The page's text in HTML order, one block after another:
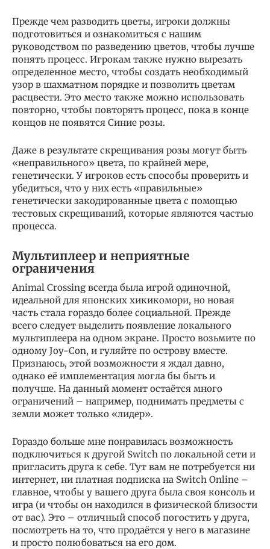
Прежде чем разводить цветы, игроки должны
подготовиться и ознакомиться с нашим
руководством по разведению цветов, чтобы лучше
понять процесс. Игрокам также нужно вырезать
определенное место, чтобы создать необходимый
узор в шахматном порядке и позволить цветам
расцвести. Это место также можно использовать
повторно, чтобы повторять процесс, пока в конце
концов не появятся Синие розы.
Даже в результате скрещивания розы могут быть
«неправильного» цвета, по крайней мере,
генетически. У игроков есть способы проверить и
убедиться, что у них есть «правильные»
генетически закодированные цвета с помощью
тестовых скрещиваний, которые являются частью
процесса.
Мультиплеер и неприятные
ограничения
Animal Crossing всегда была игрой одиночной,
идеальной для японских хикикомори, но новая
часть стала гораздо более социальной. Прежде
всего следует выделить появление локального
мультиплеера на одном экране. Просто возьмите по
одному Joy-Con, и гуляйте по острову вместе.
Признаюсь, этой возможности я ждал давно,
однако её имплементация могла бы быть и
получше. На данный момент остаётся много
ограничений – например, поднимать предметы с
земли может только «лидер».
Гораздо больше мне понравилась возможность
подключиться к другой Switch по локальной сети и
пригласить друга к себе. Тут вам не потребуется ни
интернет, ни платная подписка на Switch Online –
главное, чтобы у вашего друга была своя консоль и
игра (и чтобы он находился в физической близости
от вас). Это – отличный способ погостить у друга,
посмотреть на то, что продаётся у него в магазине
и просто полюбоваться на его дом.